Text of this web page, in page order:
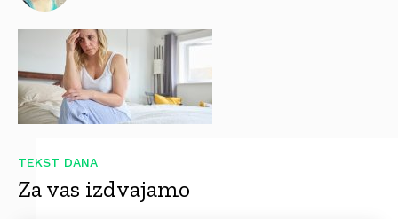
TEKST DANA
Za vas izdvajamo